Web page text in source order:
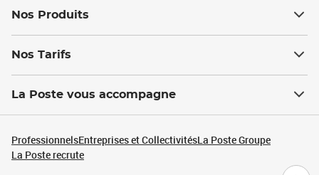
Nos Produits
Nos Tarifs
La Poste vous accompagne
ProfessionnelsEntreprises et CollectivitésLa Poste Groupe
La Poste recrute